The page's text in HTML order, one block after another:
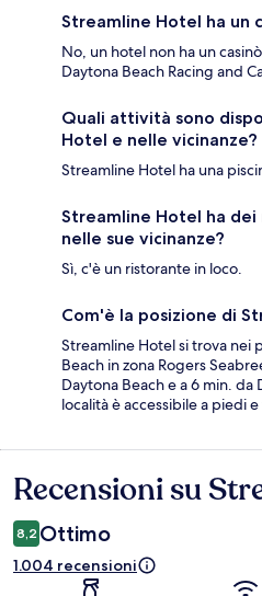
Streamline Hotel ha un
No, un hotel non ha un
Daytona Beach Racing and
Quali attività sono
Hotel e nelle vicinanze?
Streamline Hotel ha una
Streamline Hotel ha
nelle sue vicinanze?
Sì, c'è un ristorante in loco.
Com'è la posizione di
Streamline Hotel si trova nei
Beach in zona Rogers
Daytona Beach e a 6 min. da
località è accessibile a piedi
Recensioni
Recensioni su
8,2 Ottimo
1.004 recensioni